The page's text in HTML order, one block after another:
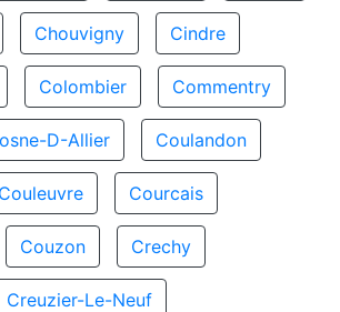
Chouvigny Cindre
Colombier Commentry
D-Allier Coulandon
Couleuvre Courcais
Couzon Crechy
Creuzier-Le-Neuf